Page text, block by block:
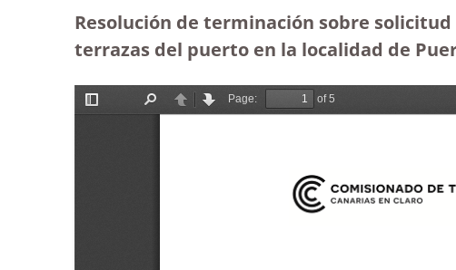
Resolución de terminación sobre
terrazas del puerto en la localidad de